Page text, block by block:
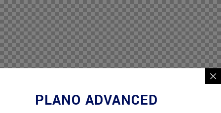
PLANO ADVANCED